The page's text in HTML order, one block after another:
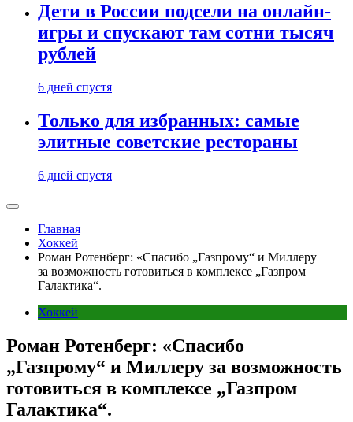
Дети в России подсели на онлайн-
игры и спускают там сотни тысяч
рублей
6 дней спустя
Только для избранных: самые
элитные советские рестораны
6 дней спустя
Главная
Хоккей
Роман Ротенберг: «Спасибо „Газпрому“ и Миллеру
за возможность готовиться в комплексе „Газпром
Галактика“.
Хоккей
Роман Ротенберг: «Спасибо
„Газпрому“ и Миллеру за возможность
готовиться в комплексе „Газпром
Галактика“.